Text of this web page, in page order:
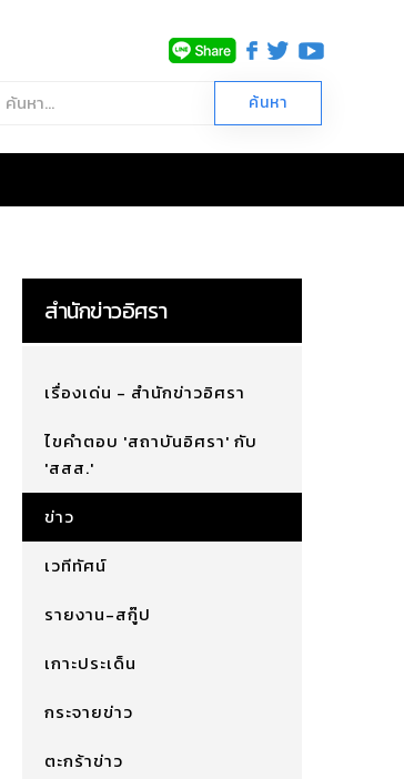
สำนักข่าวอิศรา
เรื่องเด่น - สำนักข่าวอิศรา
ไขคำตอบ 'สถาบันอิศรา' กับ
'สสส.'
ข่าว
เวทีทัศน์
รายงาน-สกู๊ป
เกาะประเด็น
กระจายข่าว
ตะกร้าข่าว